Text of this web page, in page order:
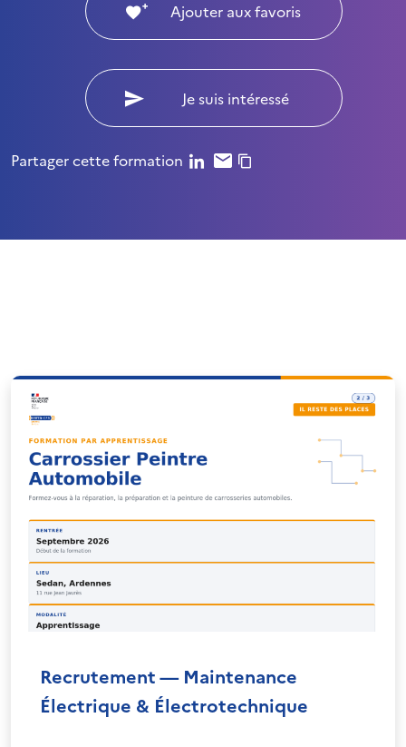
Ajouter aux favoris
Je suis intéressé
Partager cette formation
Recrutement — Maintenance
Électrique & Électrotechnique